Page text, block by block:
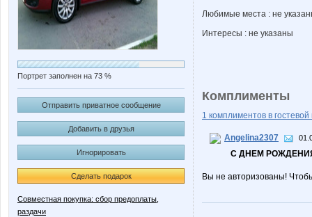
Портрет заполнен на 73 %
Отправить приватное сообщение
Добавить в друзья
Игнорировать
Сделать подарок
Совместная покупка: сбор предоплаты,
раздачи
Любимые места : не
Интересы : не указаны
Комплименты
1 комплиментов в гостевой
Angelina2307
С ДНЕМ
Вы не авторизованы!